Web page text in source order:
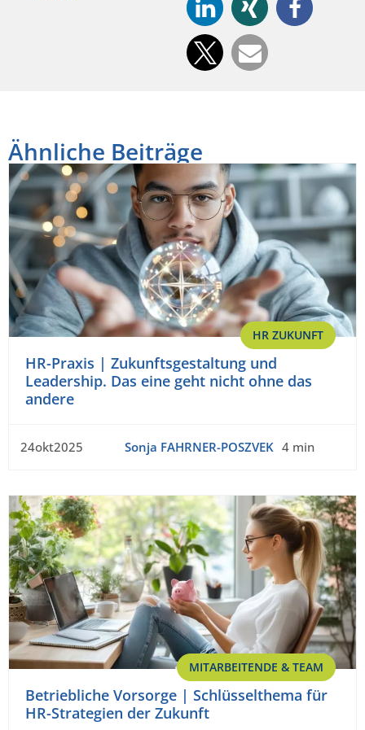
Ähnliche Beiträge
HR ZUKUNFT
HR-Praxis | Zukunftsgestaltung und
Leadership. Das eine geht nicht ohne das
andere
24okt2025 Sonja FAHRNER-POSZVEK 4 min
MITARBEITENDE & TEAM
Betriebliche Vorsorge | Schlüsselthema für
HR-Strategien der Zukunft